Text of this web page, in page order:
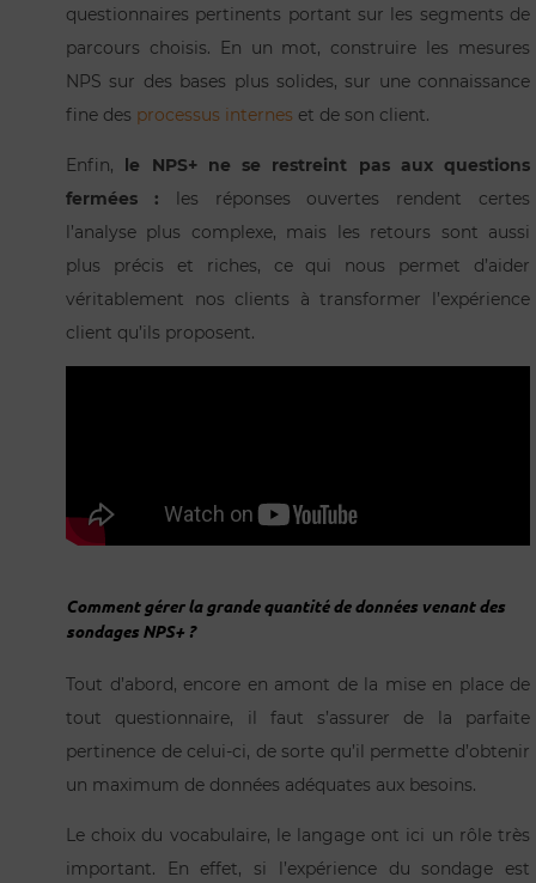
questionnaires pertinents portant sur les segments de
parcours choisis. En un mot, construire les mesures
NPS sur des bases plus solides, sur une connaissance
fine des processus internes et de son client.
Enfin, le NPS+ ne se restreint pas aux questions
fermées : les réponses ouvertes rendent certes
l’analyse plus complexe, mais les retours sont aussi
plus précis et riches, ce qui nous permet d’aider
véritablement nos clients à transformer l’expérience
client qu’ils proposent.
Comment gérer la grande quantité de données venant des
sondages NPS+ ?
Tout d’abord, encore en amont de la mise en place de
tout questionnaire, il faut s’assurer de la parfaite
pertinence de celui-ci, de sorte qu’il permette d’obtenir
un maximum de données adéquates aux besoins.
Le choix du vocabulaire, le langage ont ici un rôle très
important. En effet, si l’expérience du sondage est